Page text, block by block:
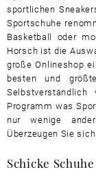
sportlichen
Sportschuhe
Basketball oder
Horsch ist die
große Onlineshop
besten und
Programm was
nur wenige
Überzeugen Sie
Schicke